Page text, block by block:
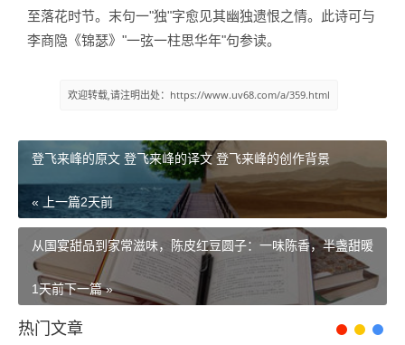
至落花时节。末句一"独"字愈见其幽独遗恨之情。此诗可与
李商隐《锦瑟》"一弦一柱思华年"句参读。
欢迎转载,请注明出处：https://www.uv68.com/a/359.html
登飞来峰的原文 登飞来峰的译文 登飞来峰的创作背景
« 上一篇2天前
从国宴甜品到家常滋味，陈皮红豆圆子：一味陈香，半盏甜暖
下一篇 »
1天前
热门文章